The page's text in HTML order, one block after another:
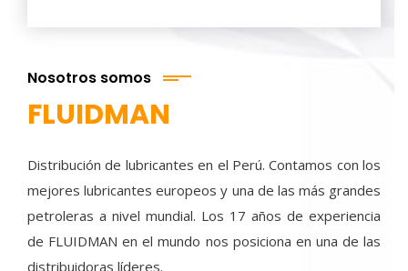
Nosotros somos
FLUIDMAN
Distribución de lubricantes en el Perú. Contamos con los
mejores lubricantes europeos y una de las más grandes
petroleras a nivel mundial. Los 17 años de experiencia
de FLUIDMAN en el mundo nos posiciona en una de las
distribuidoras líderes.